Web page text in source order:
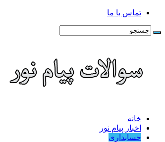
تماس با ما
خانه
اخبار پیام نور
حسابداری